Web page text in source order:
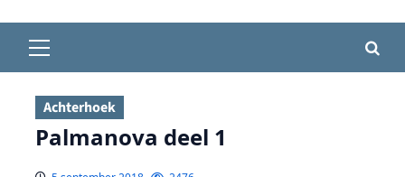
menu
Achterhoek
Palmanova deel 1